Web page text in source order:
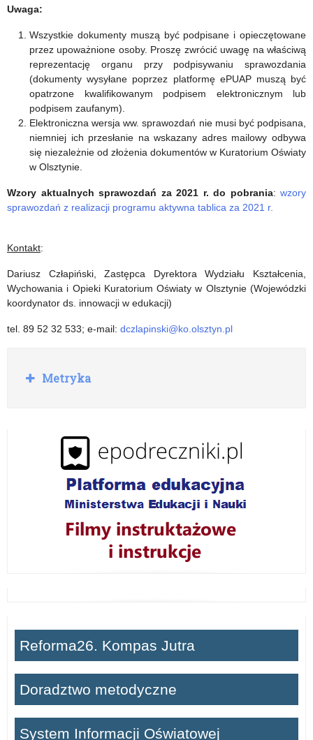
Uwaga:
Wszystkie dokumenty muszą być podpisane i opieczętowane
przez upoważnione osoby. Proszę zwrócić uwagę na właściwą
reprezentację organu przy podpisywaniu sprawozdania
(dokumenty wysyłane poprzez platformę ePUAP muszą być
opatrzone kwalifikowanym podpisem elektronicznym lub
podpisem zaufanym).
Elektroniczna wersja ww. sprawozdań nie musi być podpisana,
niemniej ich przesłanie na wskazany adres mailowy odbywa
się niezależnie od złożenia dokumentów w Kuratorium Oświaty
w Olsztynie.
Wzory aktualnych sprawozdań za 2021 r. do pobrania: wzory
sprawozdań z realizacji programu aktywna tablica za 2021 r.
Kontakt:
Dariusz Człapiński, Zastępca Dyrektora Wydziału Kształcenia,
Wychowania i Opieki Kuratorium Oświaty w Olsztynie (Wojewódzki
koordynator ds. innowacji w edukacji)
tel. 89 52 32 533; e-mail: dczlapinski@ko.olsztyn.pl
R
o
Metryka
Reforma26. Kompas Jutra
Doradztwo metodyczne
System Informacji Oświatowej